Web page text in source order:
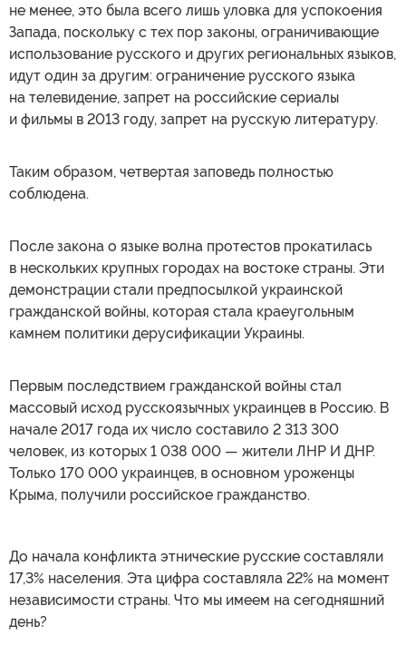
не менее, это была всего лишь уловка для успокоения
Запада, поскольку с тех пор законы, ограничивающие
использование русского и других региональных языков,
идут один за другим: ограничение русского языка
на телевидение, запрет на российские сериалы
и фильмы в 2013 году, запрет на русскую литературу.
Таким образом, четвертая заповедь полностью
соблюдена.
После закона о языке волна протестов прокатилась
в нескольких крупных городах на востоке страны. Эти
демонстрации стали предпосылкой украинской
гражданской войны, которая стала краеугольным
камнем политики дерусификации Украины.
Первым последствием гражданской войны стал
массовый исход русскоязычных украинцев в Россию. В
начале 2017 года их число составило 2 313 300
человек, из которых 1 038 000 — жители ЛНР И ДНР.
Только 170 000 украинцев, в основном уроженцы
Крыма, получили российское гражданство.
До начала конфликта этнические русские составляли
17,3% населения. Эта цифра составляла 22% на момент
независимости страны. Что мы имеем на сегодняшний
день?